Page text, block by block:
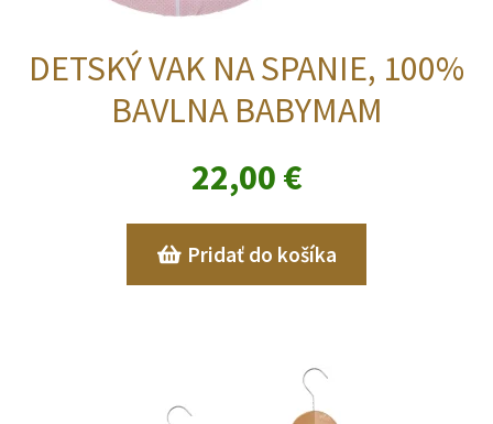
DETSKÝ VAK NA SPANIE, 100%
BAVLNA BABYMAM
22,00 €
Pridať do košíka